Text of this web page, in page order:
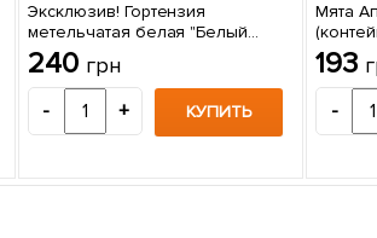
Эксклюзив! Гортензия
метельчатая белая "Белый
гипноз" (White Hypnose)
(морозостойкий сорт)
(контейнер P9) 1 саженец в
упаковке
240 грн
- + КУПИТЬ
Мята
193
-